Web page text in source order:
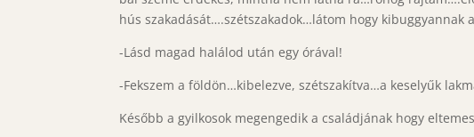
hús szakadását….szétszakadok…látom hogy kibuggyannak
-Lásd magad halálod után egy órával!
-Fekszem a földön…kibelezve, szétszakítva…a keselyűk
Később a gyilkosok megengedik a családjának hogy